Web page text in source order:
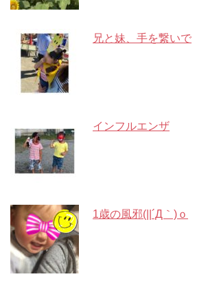
兄と妹、手を繋いで
インフルエンザ
1歳の風邪(||´Д｀)ｏ